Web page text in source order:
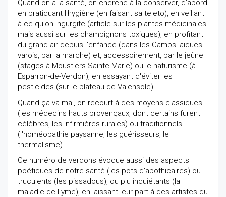
Quand on a la santé, on cherche à la conserver, d'abord
en pratiquant l'hygiène (en faisant sa teleto), en veillant
à ce qu'on ingurgite (article sur les plantes médicinales
mais aussi sur les champignons toxiques), en profitant
du grand air depuis l'enfance (dans les Camps laïques
varois, par la marche) et, accessoirement, par le jeûne
(stages à Moustiers-Sainte-Marie) ou le naturisme (à
Esparron-de-Verdon), en essayant d'éviter les
pesticides (sur le plateau de Valensole).
Quand ça va mal, on recourt à des moyens classiques
(les médecins hauts provençaux, dont certains furent
célèbres, les infirmières rurales) ou traditionnels
(l'homéopathie paysanne, les guérisseurs, le
thermalisme).
Ce numéro de verdons évoque aussi des aspects
poétiques de notre santé (les pots d'apothicaires) ou
truculents (les pissadous), ou plu inquiétants (la
maladie de Lyme), en laissant leur part à des artistes du